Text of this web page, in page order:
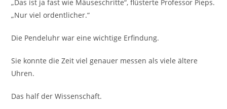
„Das ist ja fast wie Mäuseschritte“, flüsterte Professor Pieps.
„Nur viel ordentlicher.“
Die Pendeluhr war eine wichtige Erfindung.
Sie konnte die Zeit viel genauer messen als viele ältere
Uhren.
Das half der Wissenschaft.